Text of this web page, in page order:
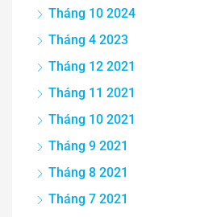
Tháng 10 2024
Tháng 4 2023
Tháng 12 2021
Tháng 11 2021
Tháng 10 2021
Tháng 9 2021
Tháng 8 2021
Tháng 7 2021